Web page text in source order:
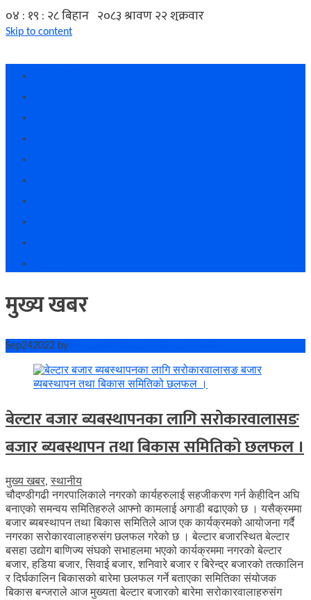
Skip to content
मुख्य खबर
Sep242022 by
बेल्टार बजार ब्यबस्थापनका लागि सरोकारवालासङ
बजार ब्यबस्थापन तथा बिकास समितिको छलफल ।
मुख्य खबर,स्थानीय
चौदण्डीगढी नगरपालिकाले नगरको कार्यहरुलाई सहजीकरण गर्न केहीदिन अघि
बनाएको समन्वय समितिहरुले आफ्नो कामलाई अगाडी बढाएको छ । यसैक्रममा
बजार ब्यबस्थापन तथा बिकास समितिले आज एक कार्यक्रमको आयोजना गर्दै
नगरका सरोकारवालाहरुसंग छलफल गरेको छ । बेल्टार बजारस्थित बेल्टार
बसहा उद्योग बाणिज्य संघको सभाहलमा भएको कार्यक्रममा नगरको बेल्टार
बजार, हडिया बजार, सिवाई बजार, शनिवारे बजार र बिरेन्द्र बजारको तत्कालिन
र दिर्घकालिन बिकासको बारेमा छलफल गर्ने बताएका समितिका संयोजक
बिकास बन्जराले आज मुख्यता बेल्टार बजारको बारेमा सरोकारवालाहरुसंग